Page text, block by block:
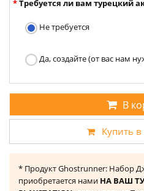
Требуется ли вам турецкий
Не требуется
Да, создайте (от вас нам
В
Купить
* Продукт Ghostrunner: Набор
приобретается нами НА ВАШ